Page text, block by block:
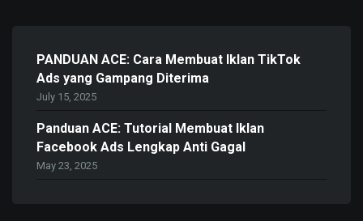
PANDUAN ACE: Cara Membuat Iklan TikTok
Ads yang Gampang Diterima
July 15, 2025
Panduan ACE: Tutorial Membuat Iklan
Facebook Ads Lengkap Anti Gagal
May 23, 2025